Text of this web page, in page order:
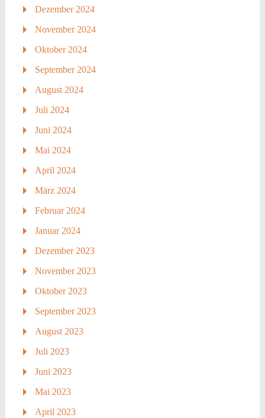
Dezember 2024
November 2024
Oktober 2024
September 2024
August 2024
Juli 2024
Juni 2024
Mai 2024
April 2024
März 2024
Februar 2024
Januar 2024
Dezember 2023
November 2023
Oktober 2023
September 2023
August 2023
Juli 2023
Juni 2023
Mai 2023
April 2023